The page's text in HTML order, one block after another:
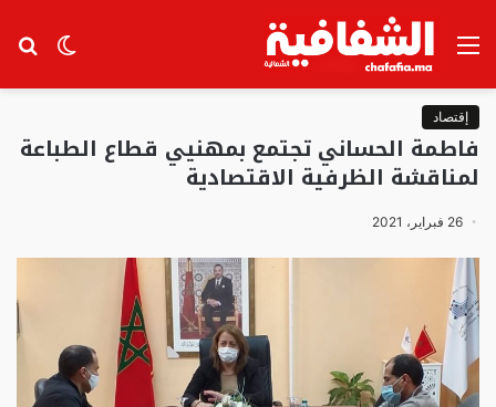
الوضع
القائمة
إقتصاد
فاطمة الحساني تجتمع بمهنيي قطاع الطباعة
لمناقشة الظرفية الاقتصادية
26 فبراير، 2021